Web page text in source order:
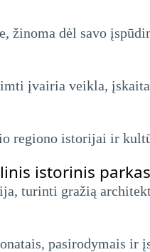
dėl savo
įvairia veikla,
regiono istorijai ir
istorinis parkas
turinti gražią
pasirodymais ir